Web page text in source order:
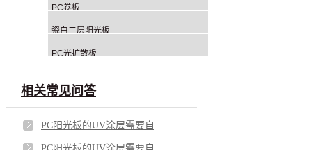
PC卷板
瓷白二层阳光板
PC光扩散板
相关常见问答